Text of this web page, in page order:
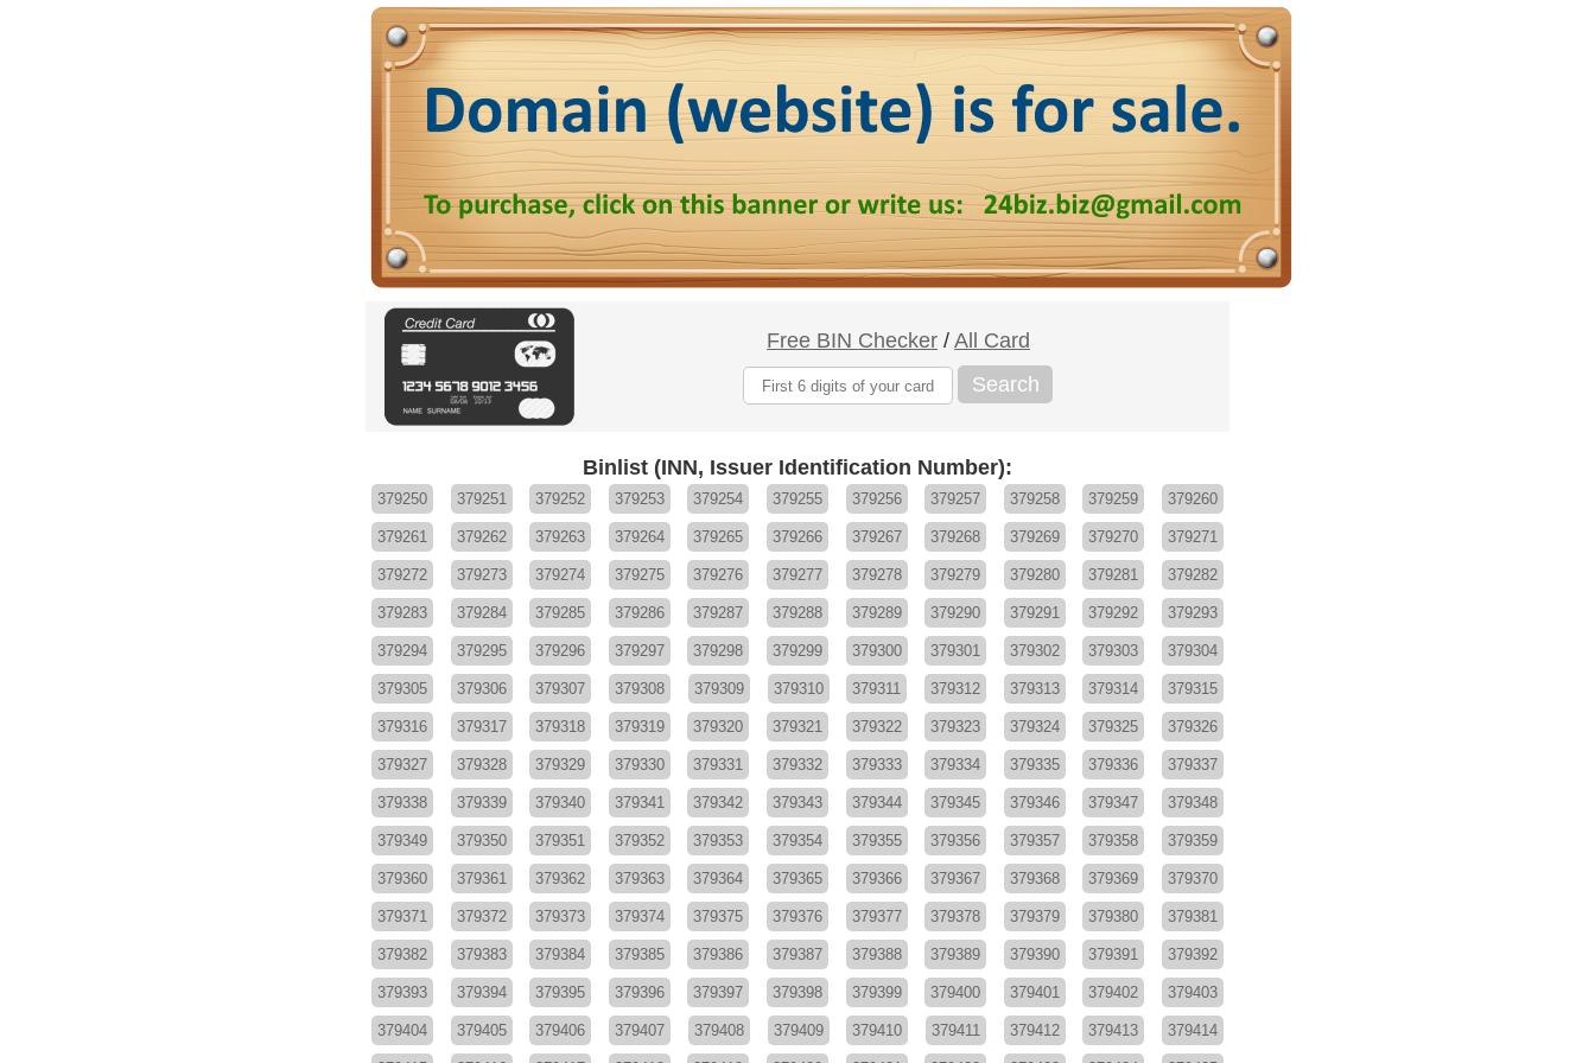
Free BIN Checker / All Card
Search
Binlist (INN, Issuer Identification Number):
379250 379251 379252 379253 379254 379255 379256 379257 379258 379259 379260
379261 379262 379263 379264 379265 379266 379267 379268 379269 379270 379271
379272 379273 379274 379275 379276 379277 379278 379279 379280 379281 379282
379283 379284 379285 379286 379287 379288 379289 379290 379291 379292 379293
379294 379295 379296 379297 379298 379299 379300 379301 379302 379303 379304
379305 379306 379307 379308 379309 379310 379311 379312 379313 379314 379315
379316 379317 379318 379319 379320 379321 379322 379323 379324 379325 379326
379327 379328 379329 379330 379331 379332 379333 379334 379335 379336 379337
379338 379339 379340 379341 379342 379343 379344 379345 379346 379347 379348
379349 379350 379351 379352 379353 379354 379355 379356 379357 379358 379359
379360 379361 379362 379363 379364 379365 379366 379367 379368 379369 379370
379371 379372 379373 379374 379375 379376 379377 379378 379379 379380 379381
379382 379383 379384 379385 379386 379387 379388 379389 379390 379391 379392
379393 379394 379395 379396 379397 379398 379399 379400 379401 379402 379403
379404 379405 379406 379407 379408 379409 379410 379411 379412 379413 379414